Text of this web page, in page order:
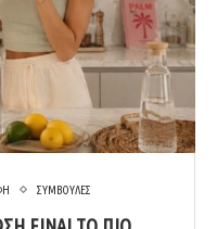
ΣΥΜΒΟΥΛΕΣ